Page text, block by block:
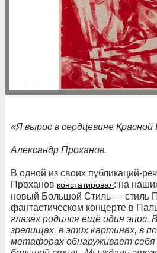
«Я вырос в сердцевине Красной
Александр Проханов.
В одной из своих публикаций-
Проханов констатировал: на
новый Большой Стиль — стиль
фантастическом концерте в
глазах родился ещё один эпос. В
зрелищах, в этих картинах, в
метафорах обнаруживает себя